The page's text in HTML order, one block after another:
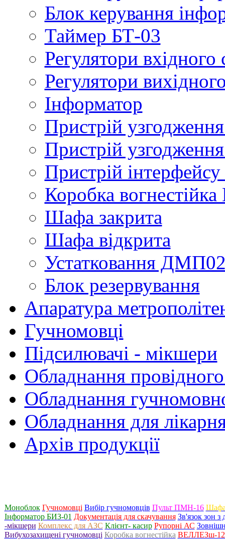
Блок керування
Таймер БТ-03
Регулятори вхідного
Регулятори
Інформатор
Пристрій
Пристрій
Пристрій
Коробка
Шафа закрита
Шафа відкрита
Устатковання
Блок резервування
Апаратура
Гучномовці
Підсилювачі - мікшери
Обладнання провідного
Обладнання
Обладнання для
Архів продукції
Моноблок Гучномовці Вибір гучномовців Пульт ПМН-16 Шафа
Інформатор БИЗ-01 Документація для скачування Зв'язок зон
-мікшери Комплекс для АЗС Клієнт- касир Рупорні АС
Вибухозахищені гучномовці Коробка вогнестійка ВЕЛЛЕЗш-